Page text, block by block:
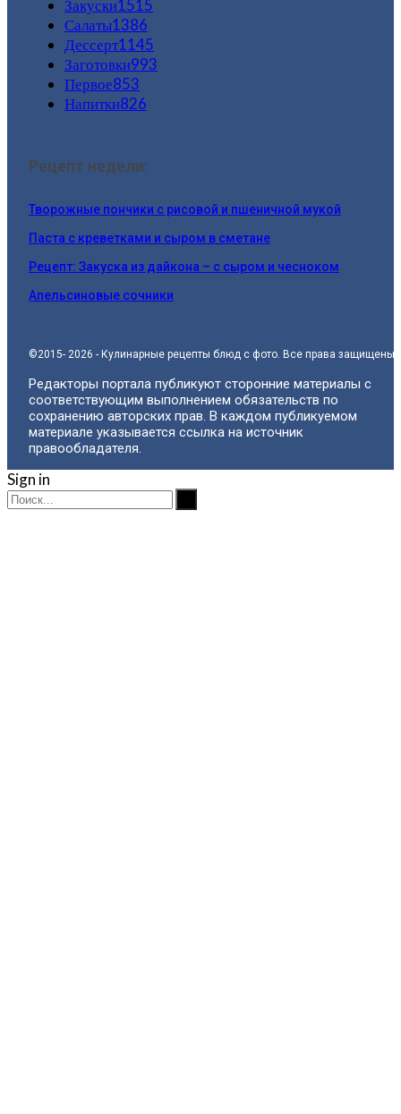
Закуски1515
Салаты1386
Дессерт1145
Заготовки993
Первое853
Напитки826
Рецепт недели:
Творожные пончики c рисовой и пшеничной мукой
Паста с креветками и сыром в сметане
Рецепт: Закуска из дайкона – с сыром и чесноком
Апельсиновые сочники
©2015- 2026 - Кулинарные рецепты блюд с фото. Все права защищены.
Редакторы портала публикуют сторонние материалы с
соответствующим выполнением обязательств по
сохранению авторских прав. В каждом публикуемом
материале указывается ссылка на источник
правообладателя.
Sign in